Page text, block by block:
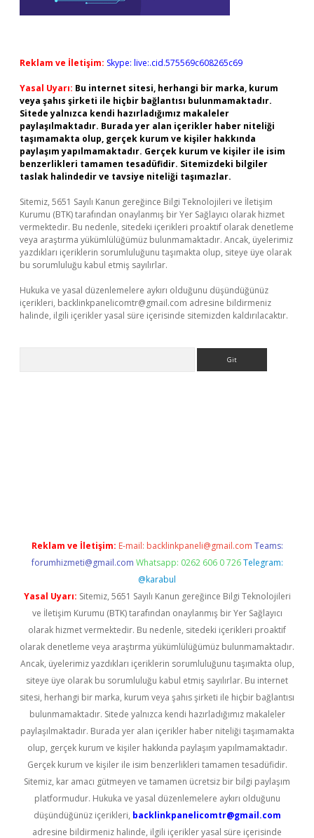
Reklam ve İletişim: Skype: live:.cid.575569c608265c69
Yasal Uyarı: Bu internet sitesi, herhangi bir marka, kurum
veya şahıs şirketi ile hiçbir bağlantısı bulunmamaktadır.
Sitede yalnızca kendi hazırladığımız makaleler
paylaşılmaktadır. Burada yer alan içerikler haber niteliği
taşımamakta olup, gerçek kurum ve kişiler hakkında
paylaşım yapılmamaktadır. Gerçek kurum ve kişiler ile isim
benzerlikleri tamamen tesadüfidir. Sitemizdeki bilgiler
taslak halindedir ve tavsiye niteliği taşımazlar.
Sitemiz, 5651 Sayılı Kanun gereğince Bilgi Teknolojileri ve İletişim
Kurumu (BTK) tarafından onaylanmış bir Yer Sağlayıcı olarak hizmet
vermektedir. Bu nedenle, sitedeki içerikleri proaktif olarak denetleme
veya araştırma yükümlülüğümüz bulunmamaktadır. Ancak, üyelerimiz
yazdıkları içeriklerin sorumluluğunu taşımakta olup, siteye üye olarak
bu sorumluluğu kabul etmiş sayılırlar.
Hukuka ve yasal düzenlemelere aykırı olduğunu düşündüğünüz
içerikleri, backlinkpanelicomtr@gmail.com adresine bildirmeniz
halinde, ilgili içerikler yasal süre içerisinde sitemizden kaldırılacaktır.
Reklam ve İletişim: E-mail: backlinkpaneli@gmail.com Teams:
forumhizmeti@gmail.com Whatsapp: 0262 606 0 726 Telegram:
@karabul
Yasal Uyarı: Sitemiz, 5651 Sayılı Kanun gereğince Bilgi Teknolojileri
ve İletişim Kurumu (BTK) tarafından onaylanmış bir Yer Sağlayıcı
olarak hizmet vermektedir. Bu nedenle, sitedeki içerikleri proaktif
olarak denetleme veya araştırma yükümlülüğümüz bulunmamaktadır.
Ancak, üyelerimiz yazdıkları içeriklerin sorumluluğunu taşımakta olup,
siteye üye olarak bu sorumluluğu kabul etmiş sayılırlar. Bu internet
sitesi, herhangi bir marka, kurum veya şahıs şirketi ile hiçbir bağlantısı
bulunmamaktadır. Sitede yalnızca kendi hazırladığımız makaleler
paylaşılmaktadır. Burada yer alan içerikler haber niteliği taşımamakta
olup, gerçek kurum ve kişiler hakkında paylaşım yapılmamaktadır.
Gerçek kurum ve kişiler ile isim benzerlikleri tamamen tesadüfidir.
Sitemiz, kar amacı gütmeyen ve tamamen ücretsiz bir bilgi paylaşım
platformudur. Hukuka ve yasal düzenlemelere aykırı olduğunu
düşündüğünüz içerikleri, backlinkpanelicomtr@gmail.com
adresine bildirmeniz halinde, ilgili içerikler yasal süre içerisinde